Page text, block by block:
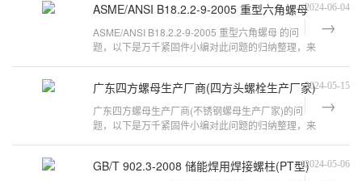
ASME/ANSI B18.2.2-9-2005 重型六角螺母2024-06-04
ASME/ANSI B18.2.2-9-2005 重型六角螺母 的问
题，以下是万千紧固件小编对此问题的归纳整理，来
广东四方螺母生产厂商(四方头螺栓生产厂家)2024-05-15
广东四方螺母生产厂商(不锈钢螺母生产厂家)的问
题，以下是万千紧固件小编对此问题的归纳整理，来
GB/T 902.3-2008 储能焊用焊接螺柱(PT型)2024-05-06